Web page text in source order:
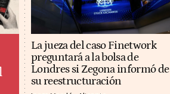
La jueza del caso Finetwork
preguntará a la bolsa de
Londres si Zegona informó de
su reestructuración